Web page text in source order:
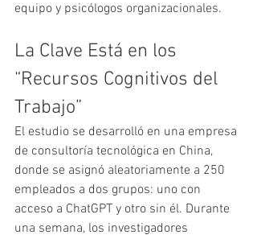
equipo y psicólogos organizacionales.
La Clave Está en los
“Recursos Cognitivos del
Trabajo”
El estudio se desarrolló en una empresa
de consultoría tecnológica en China,
donde se asignó aleatoriamente a 250
empleados a dos grupos: uno con
acceso a ChatGPT y otro sin él. Durante
una semana, los investigadores